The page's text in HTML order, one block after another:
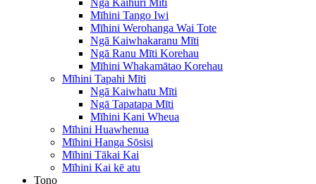
Ngā Kaihuri Mīti
Mīhini Tango Iwi
Mīhini Werohanga Wai Tote
Ngā Kaiwhakaranu Mīti
Ngā Ranu Mīti Korehau
Mīhini Whakamātao Korehau
Mīhini Tapahi Mīti
Ngā Kaiwhatu Mīti
Ngā Tapatapa Mīti
Mīhini Kani Wheua
Mīhini Huawhenua
Mīhini Hanga Sōsisi
Mīhini Tākai Kai
Mīhini Kai kē atu
Tono